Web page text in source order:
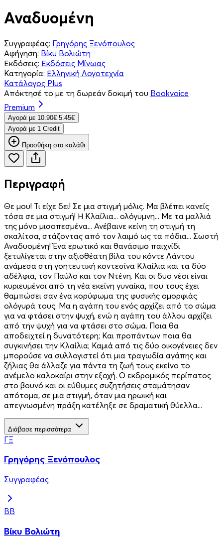
Αναδυομένη
Συγγραφέας: Γρηγόρης Ξενόπουλος
Αφήγηση: Βίκυ Βολιώτη
Εκδόσεις: Εκδόσεις Μίνωας
Κατηγορία: Ελληνική Λογοτεχνία
Κατάλογος Plus
Απόκτησέ το με τη δωρεάν δοκιμή του Bookvoice
Premium
Aγορά με 10.90€ 5.45€
Aγορά με 1 Credit
Προσθήκη στο καλάθι
Περιγραφή
Θε μου! Τι είχε δει! Σε μια στιγμή μόλις. Μα βλέπει κανείς
τόσα σε μια στιγμή! Η Κλαίλια... ολόγυμνη... Με τα μαλλιά
της μόνο μισοπεσμένα... Ανέβαινε κείνη τη στιγμή τη
σκαλίτσα, στάζοντας από τον λαιμό ως τα πόδια... Σωστή
Αναδυομένη! Ένα ερωτικό και θανάσιμο παιχνίδι
ξετυλίγεται στην αξιοθέατη βίλα του κόντε Λάντου
ανάμεσα στη γοητευτική κοντεσίνα Κλαίλια και τα δύο
αδέλφια, τον Παύλο και τον Ντένη. Και οι δυο νέοι είναι
κυριευμένοι από τη νέα εκείνη γυναίκα, που τους έχει
θαμπώσει σαν ένα κορύφωμα της φυσικής ομορφιάς
ολόγυρά τους. Μα η αγάπη του ενός αρχίζει από το σώμα
για να φτάσει στην ψυχή, ενώ η αγάπη του άλλου αρχίζει
από την ψυχή για να φτάσει στο σώμα. Ποια θα
αποδειχτεί η δυνατότερη; Και προπάντων ποια θα
συγκινήσει την Κλαίλια; Καμιά από τις δύο οικογένειες δεν
μπορούσε να συλλογιστεί ότι μια τραγωδία αγάπης και
ζήλιας θα άλλαζε για πάντα τη ζωή τους εκείνο το
ανέμελο καλοκαίρι στην εξοχή. Ο εκδρομικός περίπατος
στο βουνό και οι εύθυμες συζητήσεις σταμάτησαν
απότομα, σε μια στιγμή, όταν μια ηρωική και
απεγνωσμένη πράξη κατέληξε σε δραματική θύελλα...
Διάβασε περισσότερα
ΓΞ
Γρηγόρης Ξενόπουλος
Συγγραφέας
ΒΒ
Βίκυ Βολιώτη